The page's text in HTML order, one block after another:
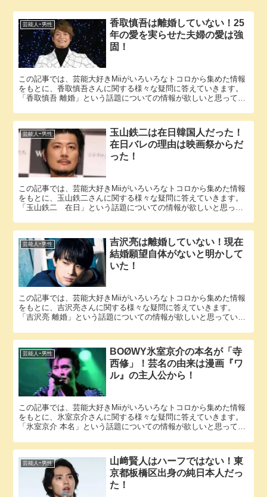
芸能人ｰ男性
香取慎吾は離婚していない！25
年の愛を実らせた夫婦の愛は強
固！
この記事では、芸能大好きMiiがいろいろなトコロから集めた情報
をもとに、香取慎吾さんに関する様々な疑問に答えていきます。
「香取慎吾 離婚」という話題についての情報が欲しいと思ってい
芸能人ｰ男性
玉山鉄二は在日韓国人だった！
在日バレの理由は映画祭からだ
った！
この記事では、芸能大好きMiiがいろいろなトコロから集めた情報
をもとに、玉山鉄二さんに関する様々な疑問に答えていきます。
「玉山鉄二 在日」という話題についての情報が欲しいと思って
芸能人ｰ男性
吉沢亮は離婚していない！現在
結婚願望自体がないと明かして
いた！
この記事では、芸能大好きMiiがいろいろなトコロから集めた情報
をもとに、吉沢亮さんに関する様々な疑問に答えていきます。
「吉沢亮 離婚」という話題についての情報が欲しいと思っている
芸能人ｰ男性
BOØWY氷室京介の本名が「寺
西修」！芸名の由来は漫画『ワ
ル』の主人公から！
この記事では、芸能大好きMiiがいろいろなトコロから集めた情報
をもとに、氷室京介さんに関する様々な疑問に答えていきます。
「氷室京介 本名」という話題についての情報が欲しいと思ってい
芸能人ｰ男性
山﨑賢人はハーフではない！東
京都板橋区出身の純日本人だっ
た！